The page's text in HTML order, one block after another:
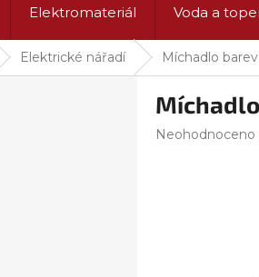
Elektromateriál Voda a
Elektrické nářadí Míchadlo
Průměrné
Neohodnoceno